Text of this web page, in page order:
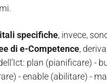
specifiche, invece,
di e-Competence,
plan (pianificare) -
- enable (abilitare) -